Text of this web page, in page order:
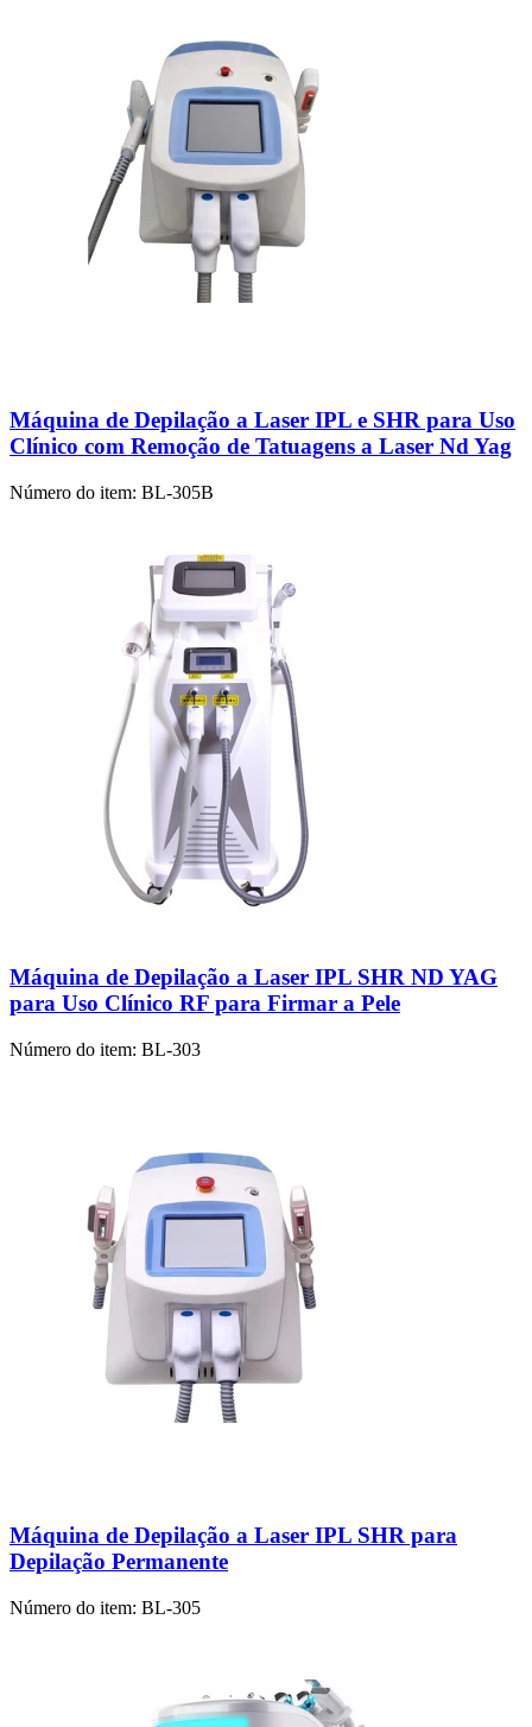
Máquina de Depilação a Laser IPL e SHR para Uso
Clínico com Remoção de Tatuagens a Laser Nd Yag
Número do item: BL-305B
Máquina de Depilação a Laser IPL SHR ND YAG
para Uso Clínico RF para Firmar a Pele
Número do item: BL-303
Máquina de Depilação a Laser IPL SHR para
Depilação Permanente
Número do item: BL-305